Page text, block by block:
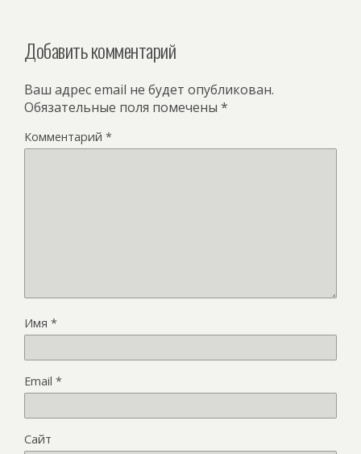
Добавить комментарий
Ваш адрес email не будет опубликован.
Обязательные поля помечены *
Комментарий *
Имя *
Email *
Сайт